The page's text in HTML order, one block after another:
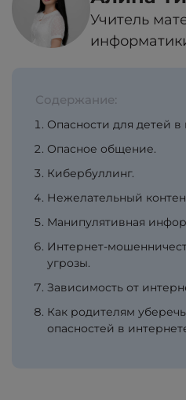
Учитель
Содержание:
Опасности для детей в
Опасное общение.
Кибербуллинг.
Нежелательный
Манипулятивная
Интернет-
угрозы.
Зависимость от
Как родителям
опасностей в